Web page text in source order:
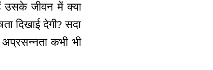
उसके जीवन में क्या
दिखाई देगी? सदा
कभी भी